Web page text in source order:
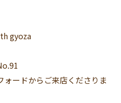
gyoza
ードからご来店くださりま